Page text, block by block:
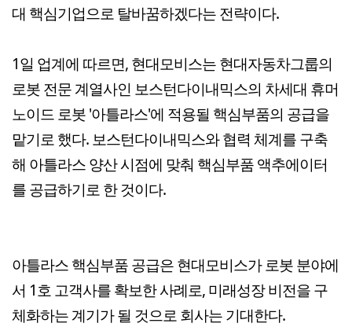
대 핵심기업으로 탈바꿈하겠다는 전략이다.
1일 업계에 따르면, 현대모비스는 현대자동차그룹의
로봇 전문 계열사인 보스턴다이내믹스의 차세대 휴머
노이드 로봇 '아틀라스'에 적용될 핵심부품의 공급을
맡기로 했다. 보스턴다이내믹스와 협력 체계를 구축
해 아틀라스 양산 시점에 맞춰 핵심부품 액추에이터
를 공급하기로 한 것이다.
아틀라스 핵심부품 공급은 현대모비스가 로봇 분야에
서 1호 고객사를 확보한 사례로, 미래성장 비전을 구
체화하는 계기가 될 것으로 회사는 기대한다.